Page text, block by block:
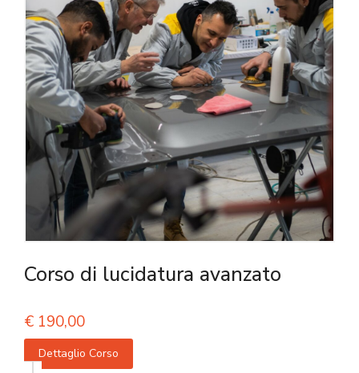
Corso di lucidatura avanzato
€ 190,00
Dettaglio Corso